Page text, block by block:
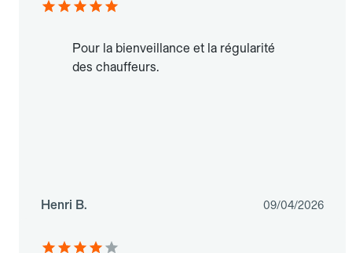
Pour la bienveillance et la régularité
des chauffeurs.
Henri B. 09/04/2026